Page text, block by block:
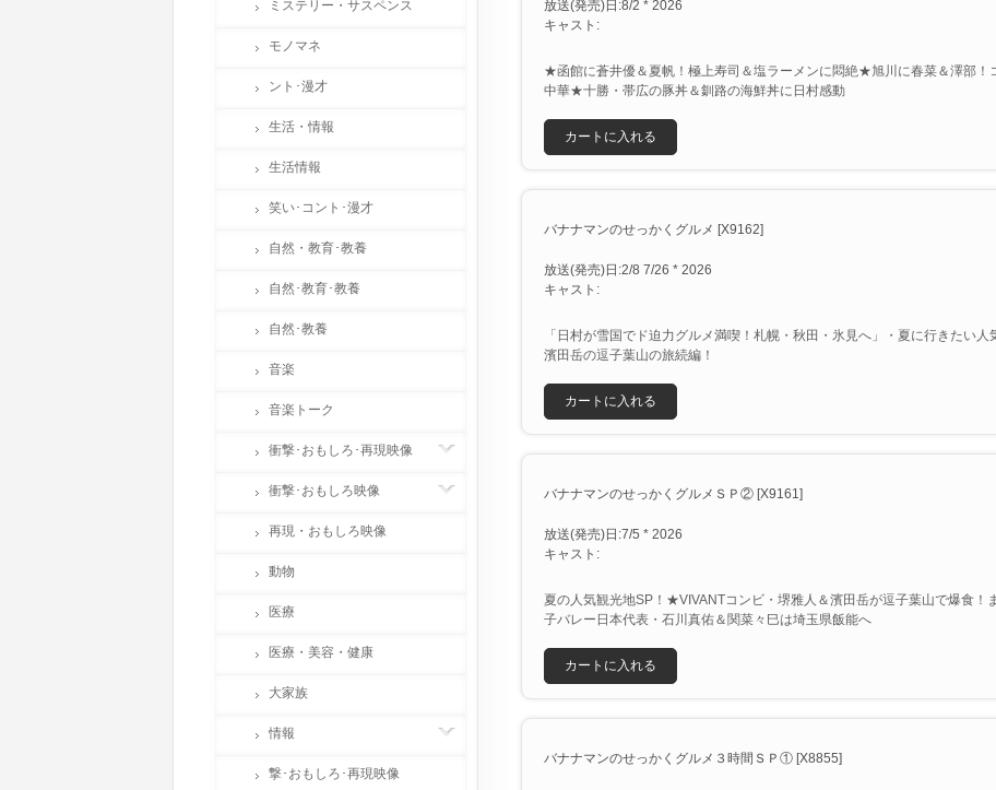
放送(発売)日:8/2 * 2026
キャスト:
★函館に蒼井優＆夏帆！極上寿司＆塩ラーメンに悶絶★旭川に春菜＆澤部！
中華★十勝・帯広の豚丼＆釧路の海鮮丼に日村感動
カートに入れる
バナナマンのせっかくグルメ [X9162]
放送(発売)日:2/8 7/26 * 2026
キャスト:
「日村が雪国でド迫力グルメ満喫！札幌・秋田・氷見へ」・夏に行きたい
濱田岳の逗子葉山の旅続編！
カートに入れる
バナナマンのせっかくグルメＳＰ② [X9161]
放送(発売)日:7/5 * 2026
キャスト:
夏の人気観光地SP！★VIVANTコンビ・堺雅人＆濱田岳が逗子葉山で爆食
子バレー日本代表・石川真佑＆関菜々巳は埼玉県飯能へ
カートに入れる
バナナマンのせっかくグルメ３時間ＳＰ① [X8855]
ミステリー・サスペンス
モノマネ
ント･漫才
生活・情報
生活情報
笑い･コント･漫才
自然・教育･教養
自然･教育･教養
自然･教養
音楽
音楽トーク
衝撃･おもしろ･再現映像
衝撃･おもしろ映像
再現・おもしろ映像
動物
医療
医療・美容・健康
大家族
情報
撃･おもしろ･再現映像